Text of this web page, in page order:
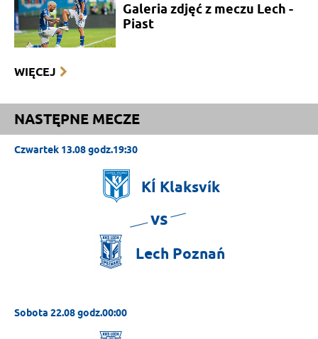
Galeria zdjęć z meczu Lech -
Piast
WIĘCEJ
NASTĘPNE MECZE
Czwartek 13.08 godz.19:30
KÍ Klaksvík
vs
Lech Poznań
Sobota 22.08 godz.00:00